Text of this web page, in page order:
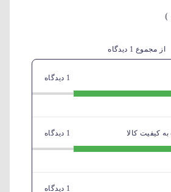
)
از مجموع 1 دیدگاه
1 دیدگاه
کیفیت کالا 1 دیدگاه
1 دیدگاه